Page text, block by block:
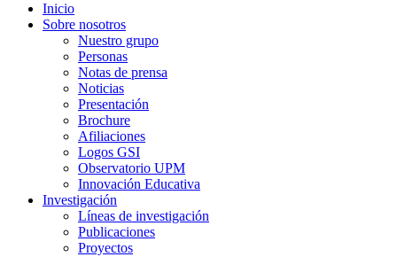
Inicio
Sobre nosotros
Nuestro grupo
Personas
Notas de prensa
Noticias
Presentación
Brochure
Afiliaciones
Logos GSI
Observatorio UPM
Innovación Educativa
Investigación
Líneas de investigación
Publicaciones
Proyectos